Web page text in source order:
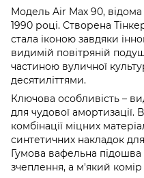
Модель Air Max 90,
1990 році. Створена
стала іконою завдяки
видимій повітряній
частиною вуличної
десятиліттями.
Ключова особливість –
для чудової
комбінації міцних
синтетичних накладок
Гумова вафельна підошва
зчеплення, а м'який